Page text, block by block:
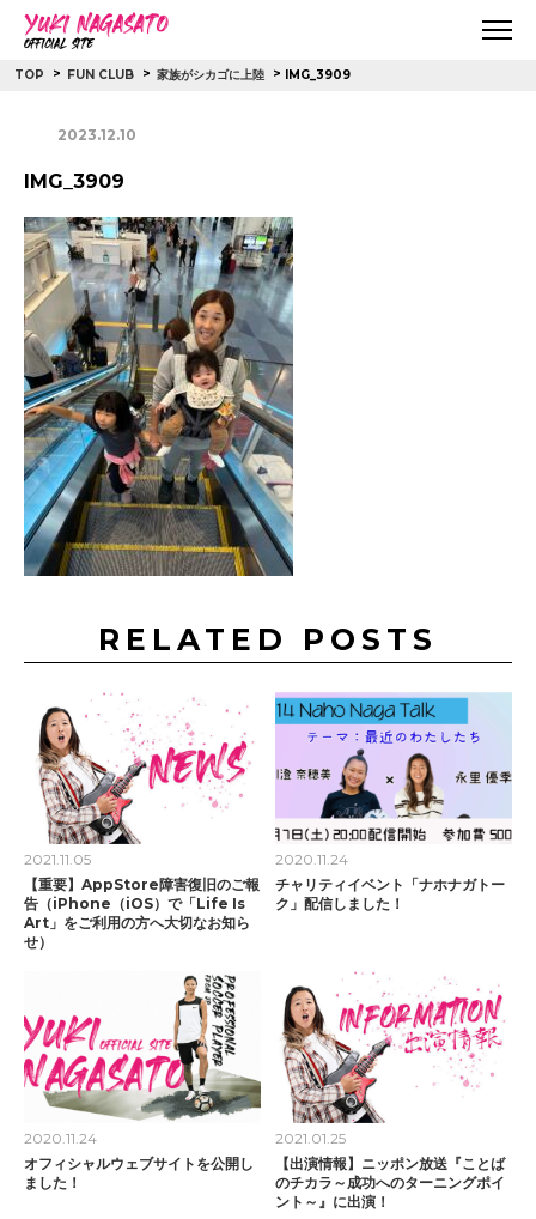
TOP > FUN CLUB > 家族がシカゴに上陸 > IMG_3909
2023.12.10
IMG_3909
RELATED POSTS
2021.11.05
【重要】AppStore障害復旧のご報
告（iPhone（iOS）で「Life Is
Art」をご利用の方へ大切なお知ら
せ）
2020.11.24
チャリティイベント「ナホナガトー
ク」配信しました！
2020.11.24
オフィシャルウェブサイトを公開し
ました！
2021.01.25
【出演情報】ニッポン放送『ことば
のチカラ～成功へのターニングポイ
ント～』に出演！